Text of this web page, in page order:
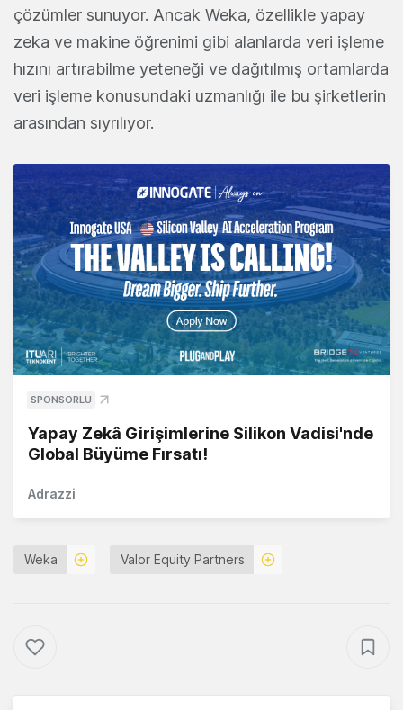
çözümler sunuyor. Ancak Weka, özellikle yapay
zeka ve makine öğrenimi gibi alanlarda veri işleme
hızını artırabilme yeteneği ve dağıtılmış ortamlarda
veri işleme konusundaki uzmanlığı ile bu şirketlerin
arasından sıyrılıyor.
SPONSORLU
Yapay Zekâ Girişimlerine Silikon Vadisi'nde
Global Büyüme Fırsatı!
Adrazzi
Weka Valor Equity Partners